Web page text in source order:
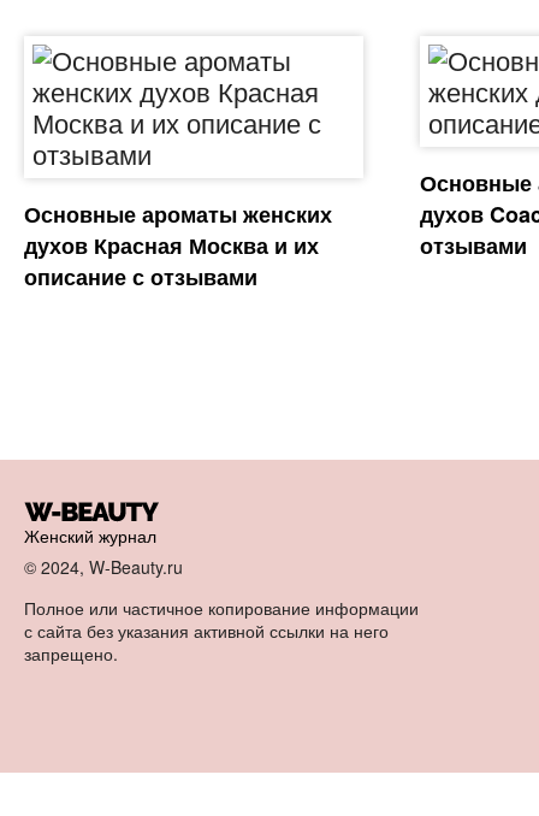
Основные ароматы женских
духов Красная Москва и их
описание с отзывами
Основные
духов
отзывами
Женский журнал
© 2024, W-Beauty.ru
Полное или частичное копирование информации
с сайта без указания активной ссылки на него
запрещено.